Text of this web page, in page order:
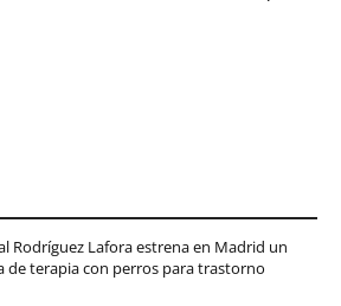
Rodríguez Lafora estrena en Madrid un
de terapia con perros para trastorno